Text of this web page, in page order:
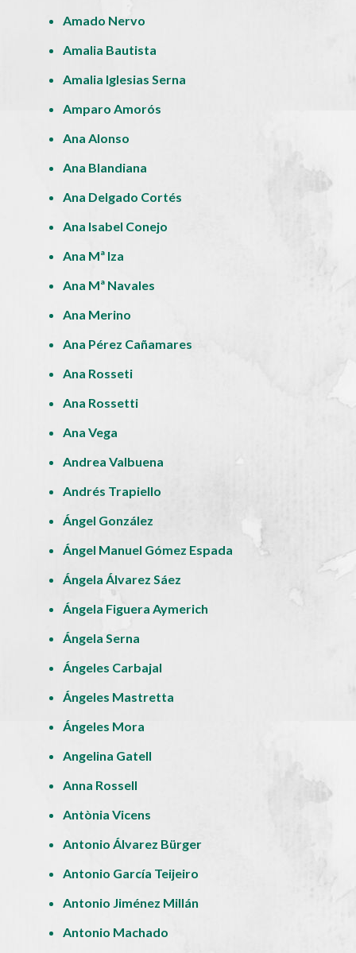
Amado Nervo
Amalia Bautista
Amalia Iglesias Serna
Amparo Amorós
Ana Alonso
Ana Blandiana
Ana Delgado Cortés
Ana Isabel Conejo
Ana Mª Iza
Ana Mª Navales
Ana Merino
Ana Pérez Cañamares
Ana Rosseti
Ana Rossetti
Ana Vega
Andrea Valbuena
Andrés Trapiello
Ángel González
Ángel Manuel Gómez Espada
Ángela Álvarez Sáez
Ángela Figuera Aymerich
Ángela Serna
Ángeles Carbajal
Ángeles Mastretta
Ángeles Mora
Angelina Gatell
Anna Rossell
Antònia Vicens
Antonio Álvarez Bürger
Antonio García Teijeiro
Antonio Jiménez Millán
Antonio Machado